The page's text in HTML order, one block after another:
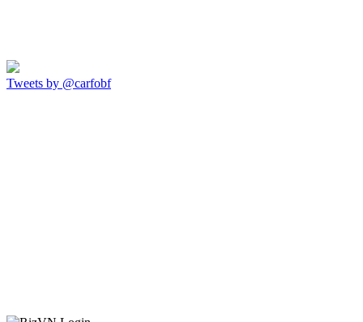
Tweets by @carfobf